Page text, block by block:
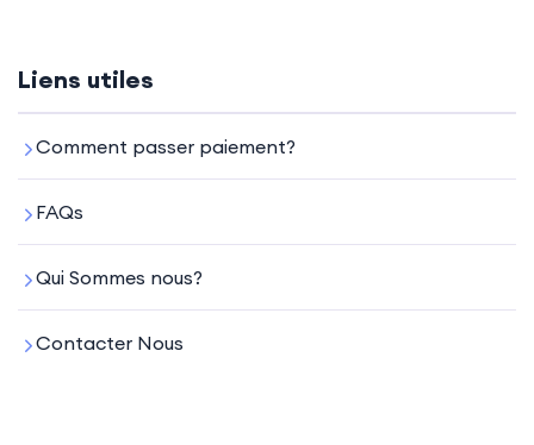
Liens utiles
Comment passer paiement?
FAQs
Qui Sommes nous?
Contacter Nous